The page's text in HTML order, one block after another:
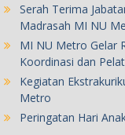
Serah Terima
Madrasah MI NU
MI NU Metro Gelar
Koordinasi dan
Kegiatan
Metro
Peringatan Hari